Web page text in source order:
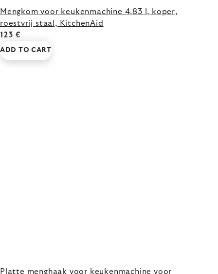
Mengkom voor keukenmachine 4,83 l, koper,
roestvrij staal, KitchenAid
123 €
ADD TO CART
Platte menghaak voor keukenmachine voor